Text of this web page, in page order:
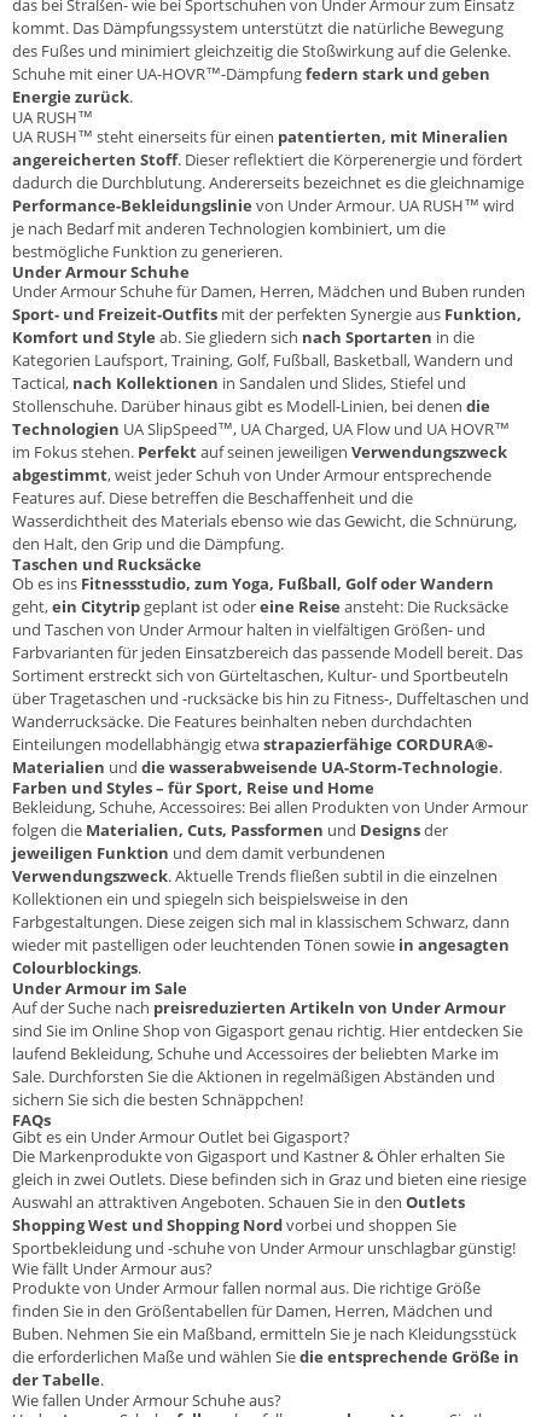
das bei Straßen- wie bei Sportschuhen von Under Armour zum Einsatz
kommt. Das Dämpfungssystem unterstützt die natürliche Bewegung
des Fußes und minimiert gleichzeitig die Stoßwirkung auf die Gelenke.
Schuhe mit einer UA-HOVR™-Dämpfungfedern stark und geben
Energie zurück.
UA RUSH™
UA RUSH™ steht einerseits für einen patentierten, mit Mineralien
angereicherten Stoff. Dieser reflektiert die Körperenergie und fördert
dadurch die Durchblutung. Andererseits bezeichnet es die gleichnamige
Performance-Bekleidungslinie von Under Armour. UA RUSH™ wird
je nach Bedarf mit anderen Technologien kombiniert, um die
bestmögliche Funktion zu generieren.
Under Armour Schuhe
Under Armour Schuhe für Damen, Herren, Mädchen und Buben runden
Sport- und Freizeit-Outfits mit der perfekten Synergie aus Funktion,
Komfort und Style ab. Sie gliedern sich nach Sportarten in die
Kategorien Laufsport, Training, Golf, Fußball, Basketball, Wandern und
Tactical, nach Kollektionen in Sandalen und Slides, Stiefel und
Stollenschuhe. Darüber hinaus gibt es Modell-Linien, bei denen die
Technologien UA SlipSpeed™, UA Charged, UA Flow und UA HOVR™
im Fokus stehen. Perfektauf seinen jeweiligen Verwendungszweck
abgestimmt, weist jeder Schuh von Under Armour entsprechende
Features auf. Diese betreffen die Beschaffenheit und die
Wasserdichtheit des Materials ebenso wie das Gewicht, die Schnürung,
den Halt, den Grip und die Dämpfung.
Taschen und Rucksäcke
Ob es ins Fitnessstudio, zum Yoga, Fußball, Golf oder Wandern
geht,ein Citytrip geplant ist odereine Reise ansteht: Die Rucksäcke
und Taschen von Under Armour halten in vielfältigen Größen- und
Farbvarianten für jeden Einsatzbereich das passende Modell bereit. Das
Sortiment erstreckt sich von Gürteltaschen, Kultur- und Sportbeuteln
über Tragetaschen und -rucksäcke bis hin zu Fitness-, Duffeltaschen und
Wanderrucksäcke. Die Features beinhalten neben durchdachten
Einteilungen modellabhängig etwastrapazierfähige CORDURA®-
Materialien und die wasserabweisende UA-Storm-Technologie.
Farben und Styles – für Sport, Reise und Home
Bekleidung, Schuhe, Accessoires: Bei allen Produkten von Under Armour
folgen die Materialien, Cuts, Passformen und Designsder
jeweiligen Funktion und dem damit verbundenen
Verwendungszweck. Aktuelle Trends fließen subtil in die einzelnen
Kollektionen ein und spiegeln sich beispielsweise in den
Farbgestaltungen. Diese zeigen sich mal in klassischem Schwarz, dann
wieder mit pastelligen oder leuchtenden Tönen sowie in angesagten
Colourblockings.
Under Armour im Sale
Auf der Suche nach preisreduzierten Artikeln von Under Armour
sind Sie im Online Shop von Gigasport genau richtig. Hier entdecken Sie
laufend Bekleidung, Schuhe und Accessoires der beliebten Marke im
Sale. Durchforsten Sie die Aktionen in regelmäßigen Abständen und
sichern Sie sich die besten Schnäppchen!
FAQs
Gibt es ein Under Armour Outlet bei Gigasport?
Die Markenprodukte von Gigasport und Kastner & Öhler erhalten Sie
gleich in zwei Outlets. Diese befinden sich in Graz und bieten eine riesige
Auswahl an attraktiven Angeboten. Schauen Sie in den Outlets
Shopping West undShopping Nordvorbei und shoppen Sie
Sportbekleidung und -schuhe von Under Armour unschlagbar günstig!
Wie fällt Under Armour aus?
Produkte von Under Armour fallen normal aus. Die richtige Größe
finden Sie in den Größentabellen für Damen, Herren, Mädchen und
Buben. Nehmen Sie ein Maßband, ermitteln Sie je nach Kleidungsstück
die erforderlichen Maße und wählen Siedie entsprechende Größe in
der Tabelle.
Wie fallen Under Armour Schuhe aus?